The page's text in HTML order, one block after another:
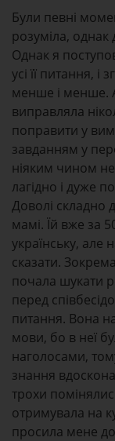
Були певні
розуміла, однак
Однак я
усі її питання, і
менше і менше.
виправляла
поправити у
завданням у
ніяким чином
лагідно і дуже
Доволі складно
мамі. Їй вже за
українську,
сказати.
почала шукати
перед
питання. Вона
мови, бо в неї
наголосами,
знання
трохи
отримувала на
просила мене